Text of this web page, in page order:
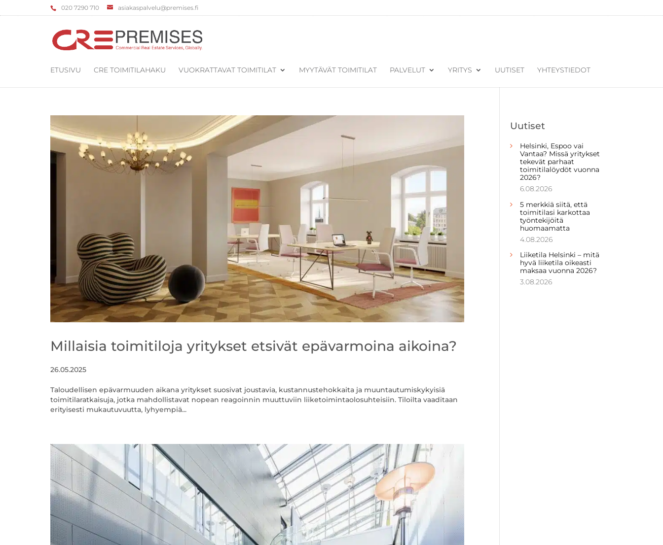
‌020 7290 710 asiakaspalvelu@premises.fi
ETUSIVU CRE TOIMITILAHAKU VUOKRATTAVAT TOIMITILAT MYYTÄVÄT TOIMITILAT PALVELUT YRITYS UUTISET YHTEYSTIEDOT
Millaisia toimitiloja yritykset etsivät epävarmoina aikoina?
26.05.2025
Taloudellisen epävarmuuden aikana yritykset suosivat joustavia, kustannustehokkaita ja muuntautumiskykyisiä
toimitilaratkaisuja, jotka mahdollistavat nopean reagoinnin muuttuviin liiketoimintaolosuhteisiin. Tiloilta vaaditaan
erityisesti mukautuvuutta, lyhyempiä...
Uutiset
Helsinki, Espoo vai
Vantaa? Missä yritykset
tekevät parhaat
toimitilalöydöt vuonna
2026?
6.08.2026
5 merkkiä siitä, että
toimitilasi karkottaa
työntekijöitä
huomaamatta
4.08.2026
Liiketila Helsinki – mitä
hyvä liiketila oikeasti
maksaa vuonna 2026?
3.08.2026